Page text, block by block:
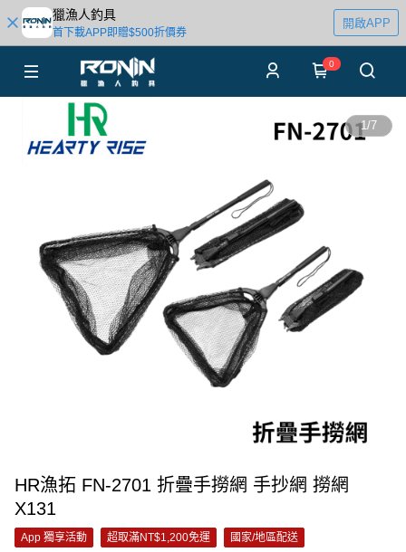
獵漁人釣具
首下載APP即贈$500折價券
開啟APP
0
1/7
HR漁拓 FN-2701 折疊手撈網 手抄網 撈網
X131
App 獨享活動 超取滿NT$1,200免運 國家/地區配送